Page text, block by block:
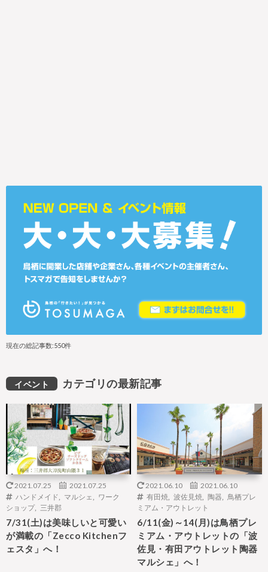
現在の総記事数:550件
イベント カテゴリの最新記事
2021.07.25 2021.07.25
ハンドメイド マルシェ
ワーク
ショップ
三井郡
7/31(土)は美味しいと可愛い
が満載の「Zecco Kitchenフ
ェスタ」へ！
2021.06.10 2021.06.10
有田焼 波佐見焼 陶器
鳥栖プレ
ミアム・アウトレット
6/11(金)～14(月)は鳥栖プレ
ミアム・アウトレットの「波
佐見・有田アウトレット陶器
マルシェ」へ！